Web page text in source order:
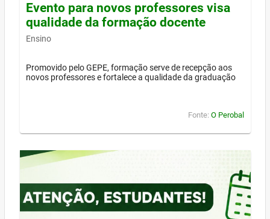
Evento para novos professores visa
qualidade da formação docente
Ensino
Promovido pelo GEPE, formação serve de recepção aos
novos professores e fortalece a qualidade da graduação
Fonte: O Perobal